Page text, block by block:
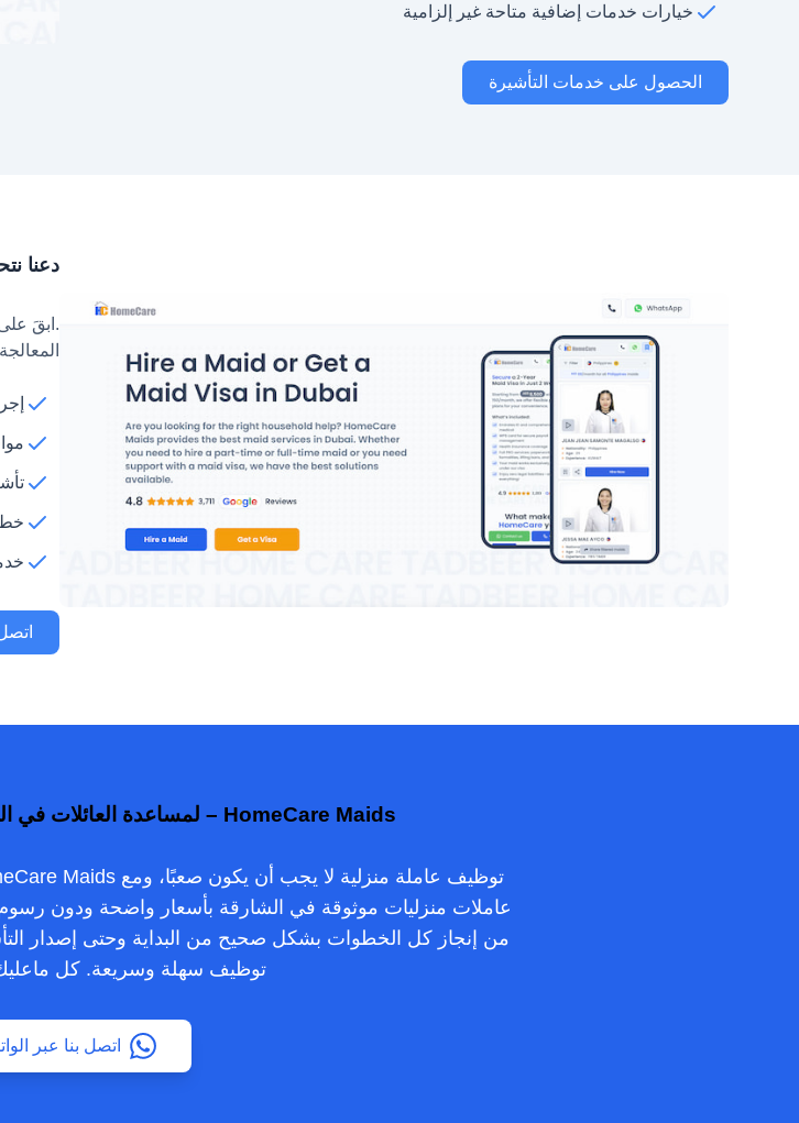
خيارات خدمات إضافية متاحة غير إلزامية
الحصول على خدمات التأشيرة
دعنا
.ابقَ
خدمة
HomeCare Maids – لمساعدة العائلات في الشارقة بالحصول على حياة أفضل
عاملات منزليات موثوقة في الشارقة بأسعار واضحة ودون
من إنجاز كل الخطوات بشكل صحيح من البداية وحتى إصدار
توظيف سهلة وسريعة. كل
اتصل بنا عبر